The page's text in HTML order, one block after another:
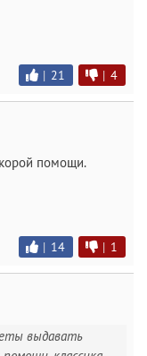
| 21 | 4
помощи.
| 14 | 1
выдавать